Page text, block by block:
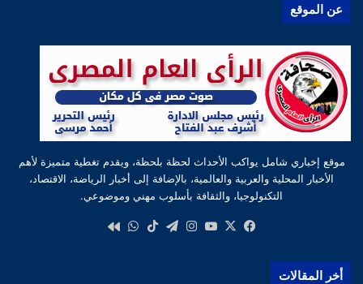
عن الموقع
موقع إخباري شامل يواكب الأحداث لحظة بلحظة، ويقدم تغطية متميزة لأهم
الأخبار المحلية والعربية والعالمية، بالإضافة إلى أخبار الرياضة، الاقتصاد،
التكنولوجيا، والثقافة بأسلوب مهني وموضوعي.
فيسبوك
‫X
‫YouTube
انستقرام
تيلقرام‫TikTokواتساب
أخر المقالات